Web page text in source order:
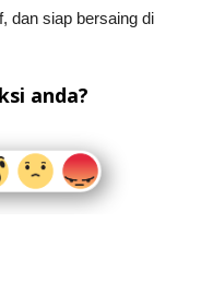
dan siap bersaing di
anda?